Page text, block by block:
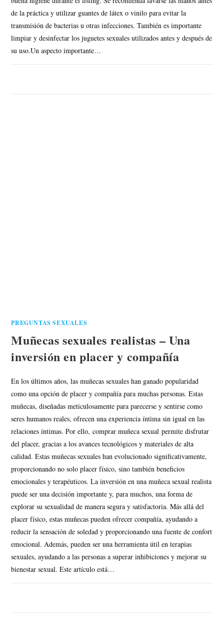
de la práctica y utilizar guantes de látex o vinilo para evitar la
transmisión de bacterias u otras infecciones. También es importante
limpiar y desinfectar los juguetes sexuales utilizados antes y después de
su uso.Un aspecto importante…
PREGUNTAS SEXUALES
Muñecas sexuales realistas – Una
inversión en placer y compañía
En los últimos años, las muñecas sexuales han ganado popularidad
como una opción de placer y compañía para muchas personas. Estas
muñecas, diseñadas meticulosamente para parecerse y sentirse como
seres humanos reales, ofrecen una experiencia íntima sin igual en las
relaciones íntimas. Por ello, comprar muñeca sexual permite disfrutar
del placer, gracias a los avances tecnológicos y materiales de alta
calidad. Estas muñecas sexuales han evolucionado significativamente,
proporcionando no solo placer físico, sino también beneficios
emocionales y terapéuticos. La inversión en una muñeca sexual realista
puede ser una decisión importante y, para muchos, una forma de
explorar su sexualidad de manera segura y satisfactoria. Más allá del
placer físico, estas muñecas pueden ofrecer compañía, ayudando a
reducir la sensación de soledad y proporcionando una fuente de confort
emocional. Además, pueden ser una herramienta útil en terapias
sexuales, ayudando a las personas a superar inhibiciones y mejorar su
bienestar sexual. Este artículo está…